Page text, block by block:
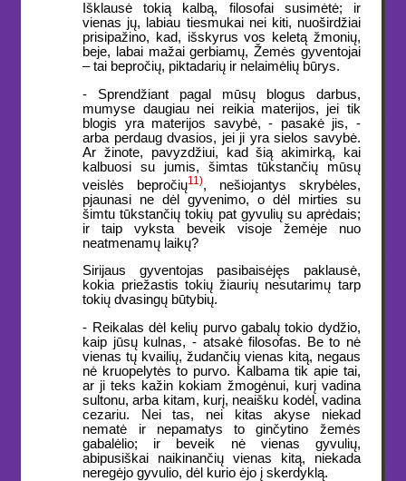
Išklausė tokią kalbą, filosofai susimėtė; ir
vienas jų, labiau tiesmukai nei kiti, nuoširdžiai
prisipažino, kad, išskyrus vos keletą žmonių,
beje, labai mažai gerbiamų, Žemės gyventojai
– tai bepročių, piktadarių ir nelaimėlių būrys.
- Sprendžiant pagal mūsų blogus darbus,
mumyse daugiau nei reikia materijos, jei tik
blogis yra materijos savybė, - pasakė jis, -
arba perdaug dvasios, jei ji yra sielos savybė.
Ar žinote, pavyzdžiui, kad šią akimirką, kai
kalbuosi su jumis, šimtas tūkstančių mūsų
veislės bepročių11), nešiojantys skrybėles,
pjaunasi ne dėl gyvenimo, o dėl mirties su
šimtu tūkstančių tokių pat gyvulių su aprėdais;
ir taip vyksta beveik visoje žemėje nuo
neatmenamų laikų?
Sirijaus gyventojas pasibaisėjęs paklausė,
kokia priežastis tokių žiaurių nesutarimų tarp
tokių dvasingų būtybių.
- Reikalas dėl kelių purvo gabalų tokio dydžio,
kaip jūsų kulnas, - atsakė filosofas. Be to nė
vienas tų kvailių, žudančių vienas kitą, negaus
nė kruopelytės to purvo. Kalbama tik apie tai,
ar ji teks kažin kokiam žmogėnui, kurį vadina
sultonu, arba kitam, kurį, neaišku kodėl, vadina
cezariu. Nei tas, nei kitas akyse niekad
nematė ir nepamatys to ginčytino žemės
gabalėlio; ir beveik nė vienas gyvulių,
abipusiškai naikinančių vienas kitą, niekada
neregėjo gyvulio, dėl kurio ėjo į skerdyklą.